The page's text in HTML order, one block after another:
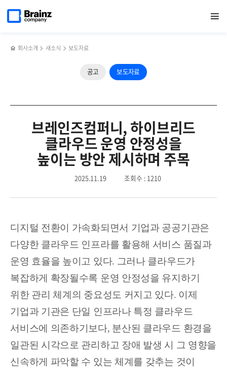
열기
페이지로
회사소개 새소식 보도자료
공고 보도자료
브레인즈컴퍼니, 하이브리드
클라우드 운영 안정성을
높이는 방안 제시하며 주목
2025.11.19 조회수 : 1210
디지털 전환이 가속화되면서 기업과 공공기관은
다양한 클라우드 인프라를 활용해 서비스 품질과
운영 효율을 높이고 있다. 그러나 클라우드가
복잡하게 확장될수록 운영 안정성을 유지하기
위한 관리 체계의 중요성도 커지고 있다. 이제
기업과 기관은 단일 인프라나 특정 클라우드
서비스에 의존하기보다, 분산된 클라우드 환경을
일관된 시각으로 관리하고 장애 발생 시 그 영향을
신속하게 파악할 수 있는 체계를 갖추는 것이